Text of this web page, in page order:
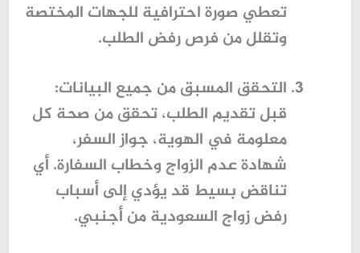
تعطي صورة احترافية للجهات المختصة
وتقلل من فرص رفض الطلب.
التحقق المسبق من جميع البيانات:
قبل تقديم الطلب، تحقق من صحة كل
معلومة في الهوية، جواز السفر،
شهادة عدم الزواج وخطاب السفارة. أي
تناقض بسيط قد يؤدي إلىأسباب
رفض زواج السعودية من أجنبي.